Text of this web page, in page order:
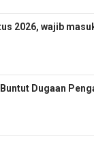
2026, wajib
Dugaan